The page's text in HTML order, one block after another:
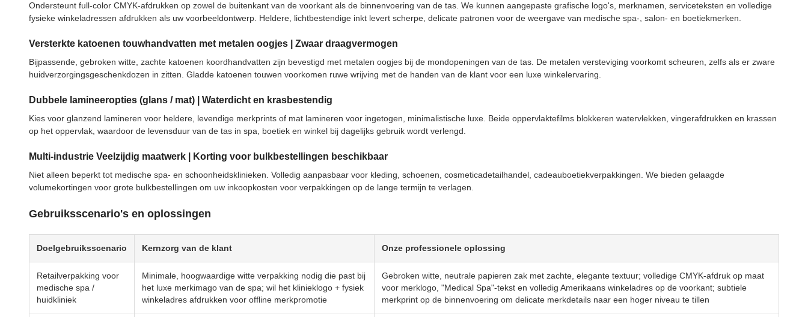
Ondersteunt full-color CMYK-afdrukken op zowel de buitenkant van de voorkant als de binnenvoering van de tas. We kunnen aangepaste grafische logo's, merknamen, serviceteksten en volledige
fysieke winkeladressen afdrukken als uw voorbeeldontwerp. Heldere, lichtbestendige inkt levert scherpe, delicate patronen voor de weergave van medische spa-, salon- en boetiekmerken.
Versterkte katoenen touwhandvatten met metalen oogjes | Zwaar draagvermogen
Bijpassende, gebroken witte, zachte katoenen koordhandvatten zijn bevestigd met metalen oogjes bij de mondopeningen van de tas. De metalen versteviging voorkomt scheuren, zelfs als er zware
huidverzorgingsgeschenkdozen in zitten. Gladde katoenen touwen voorkomen ruwe wrijving met de handen van de klant voor een luxe winkelervaring.
Dubbele lamineeropties (glans / mat) | Waterdicht en krasbestendig
Kies voor glanzend lamineren voor heldere, levendige merkprints of mat lamineren voor ingetogen, minimalistische luxe. Beide oppervlaktefilms blokkeren watervlekken, vingerafdrukken en krassen
op het oppervlak, waardoor de levensduur van de tas in spa, boetiek en winkel bij dagelijks gebruik wordt verlengd.
Multi-industrie Veelzijdig maatwerk | Korting voor bulkbestellingen beschikbaar
Niet alleen beperkt tot medische spa- en schoonheidsklinieken. Volledig aanpasbaar voor kleding, schoenen, cosmeticadetailhandel, cadeauboetiekverpakkingen. We bieden gelaagde
volumekortingen voor grote bulkbestellingen om uw inkoopkosten voor verpakkingen op de lange termijn te verlagen.
Gebruiksscenario's en oplossingen
Doelgebruiksscenario Kernzorg van de klant Onze professionele oplossing
Retailverpakking voor
medische spa /
huidkliniek
Minimale, hoogwaardige witte verpakking nodig die past bij
het luxe merkimago van de spa; wil het klinieklogo + fysiek
winkeladres afdrukken voor offline merkpromotie
Gebroken witte, neutrale papieren zak met zachte, elegante textuur; volledige CMYK-afdruk op maat
voor merklogo, "Medical Spa"-tekst en volledig Amerikaans winkeladres op de voorkant; subtiele
merkprint op de binnenvoering om delicate merkdetails naar een hoger niveau te tillen